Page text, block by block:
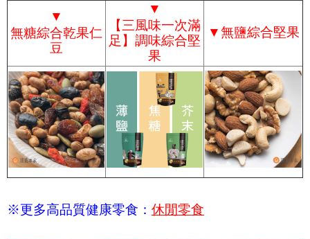
▼
無糖綜合乾果仁
豆
▼
【三風味一次滿
足】調味綜合堅
果
▼無鹽綜合堅果
※更多高品質健康零食： 休閒零食